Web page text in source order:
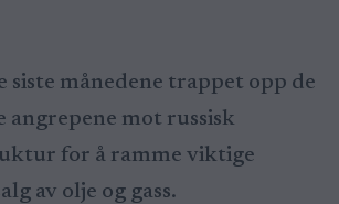
siste månedene trappet opp de
angrepene mot russisk
for å ramme viktige
av olje og gass.